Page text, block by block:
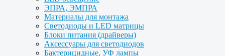
ЭПРА, ЭМПРА
Материалы для монтажа
Светодиоды и LED матрицы
Блоки питания (драйверы)
Аксессуары для светодиодов
Бактерицидные, УФ лампы